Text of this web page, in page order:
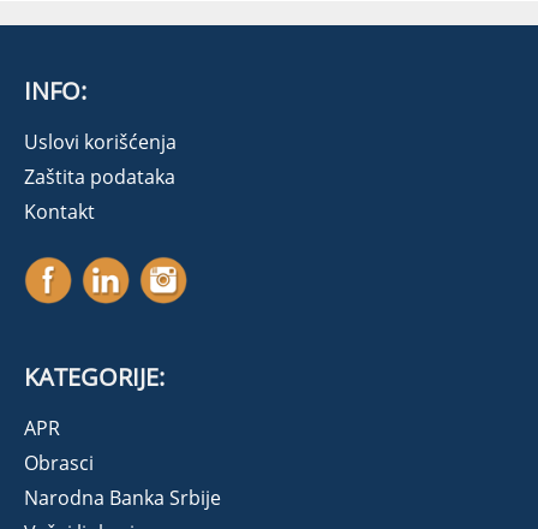
INFO:
Uslovi korišćenja
Zaštita podataka
Kontakt
KATEGORIJE:
APR
Obrasci
Narodna Banka Srbije